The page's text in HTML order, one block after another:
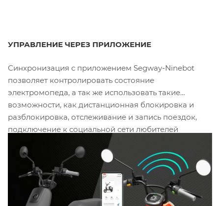
УПРАВЛЕНИЕ ЧЕРЕЗ ПРИЛОЖЕНИЕ
Синхронизация с приложением Segway-Ninebot
позволяет контролировать состояние
электромопеда, а так же использовать такие
возможности, как дистанционная блокировка и
разблокировка, отслеживание и запись поездок,
подключение к социальной сети любителей
продуктов Segway-Ninebot.